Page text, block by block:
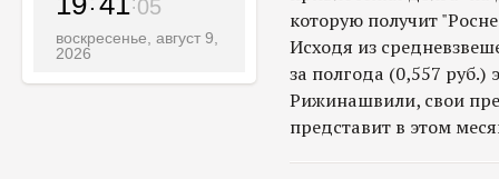
07
воскресенье, август 9,
2026
которую получит
Исходя из
за полгода (0,557 руб.)
Рижинашвили, свои
представит в этом